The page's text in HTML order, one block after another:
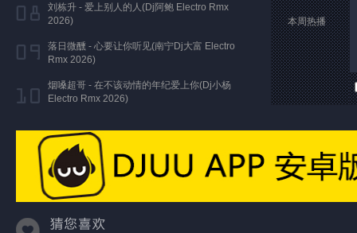
刘栋升 - 爱上别人的人(Dj阿鲍 Electro Rmx
2026)
落日微醺 - 心要让你听见(南宁Dj大富 Electro
Rmx 2026)
烟嗓超哥 - 在不该动情的年纪爱上你(Dj小杨
Electro Rmx 2026)
本周热播